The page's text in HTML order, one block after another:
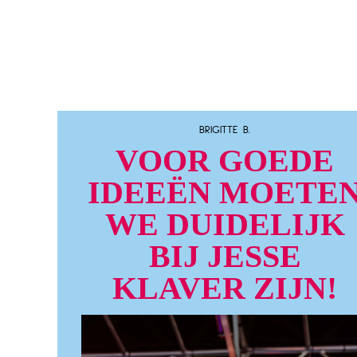
BRIGITTE B.
VOOR GOEDE
IDEEËN
WE DUIDELIJK
BIJ JESSE
KLAVER ZIJN!